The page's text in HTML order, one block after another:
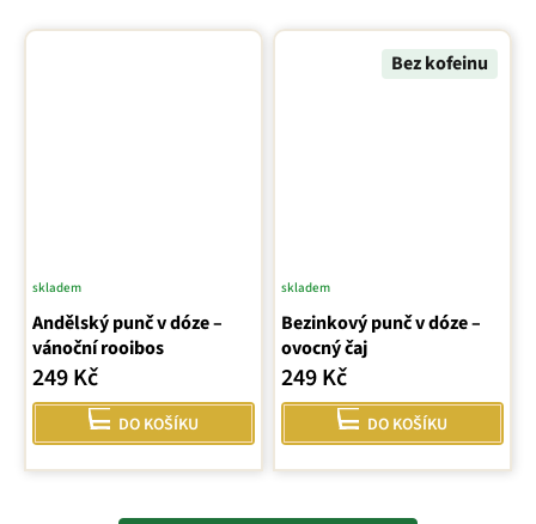
Andělský punč v dóze –
vánoční rooibos
skladem
249 Kč
DO KOŠÍKU
Bez kofeinu
Bezinkový punč v dóze –
ovocný čaj
skladem
249 Kč
DO KOŠÍKU